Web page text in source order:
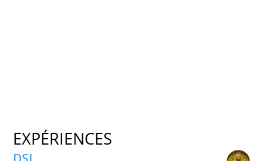
EXPÉRIENCES